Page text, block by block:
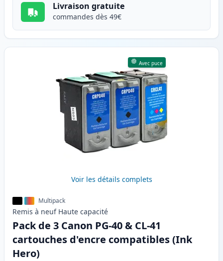
Livraison gratuite
commandes dès 49€
Avec puce
Voir les détails complets
Multipack
Remis à neuf Haute capacité
Pack de 3 Canon PG-40 & CL-41
cartouches d'encre compatibles (Ink
Hero)